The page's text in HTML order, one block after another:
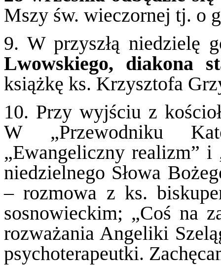
Mszy św. wieczornej tj. o
9. W przyszłą niedzielę
Lwowskiego, diakona
książkę ks. Krzysztofa
10. Przy wyjściu z
W „Przewodniku
„Ewangeliczny realizm”
niedzielnego Słowa
– rozmowa z ks.
sosnowieckim; „Coś na
rozważania Angeliki
psychoterapeutki.